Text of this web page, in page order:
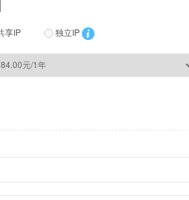
享IP 独立IP